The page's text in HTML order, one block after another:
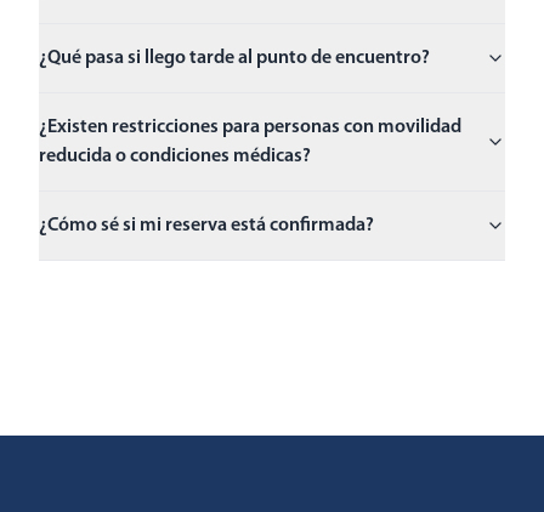
¿Qué pasa si llego tarde al punto de encuentro?
¿Existen restricciones para personas con movilidad
reducida o condiciones médicas?
¿Cómo sé si mi reserva está confirmada?